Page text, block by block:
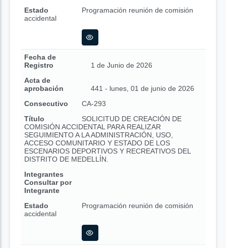
Estado
Programación reunión de comisión
accidental
Fecha de
Registro
1 de Junio de 2026
Acta de
aprobación
441 - lunes, 01 de junio de 2026
Consecutivo
CA-293
Título
SOLICITUD DE CREACIÓN DE
COMISIÓN ACCIDENTAL PARA REALIZAR
SEGUIMIENTO A LA ADMINISTRACIÓN, USO,
ACCESO COMUNITARIO Y ESTADO DE LOS
ESCENARIOS DEPORTIVOS Y RECREATIVOS DEL
DISTRITO DE MEDELLÍN.
Integrantes
Consultar por
Integrante
Estado
Programación reunión de comisión
accidental